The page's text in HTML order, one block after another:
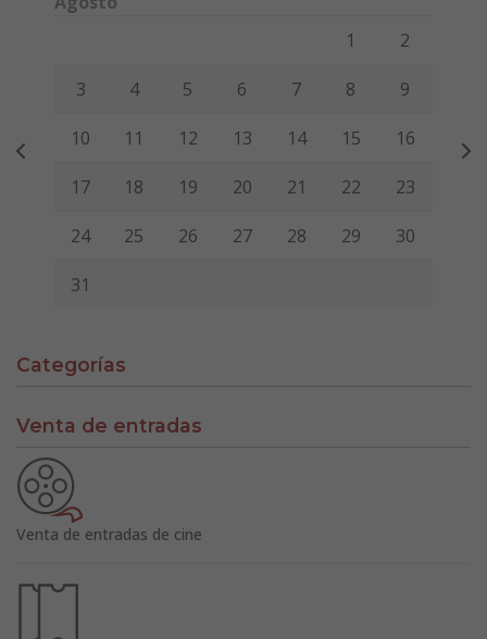
Viernes Sábado
1 2
3 4 5 6 7 8 9
10 11 12 13 14 15 16
17 18 19 20 21 22 23
24 25 26 27 28 29 30
31
Categorías
Venta de entradas
Venta de entradas de cine